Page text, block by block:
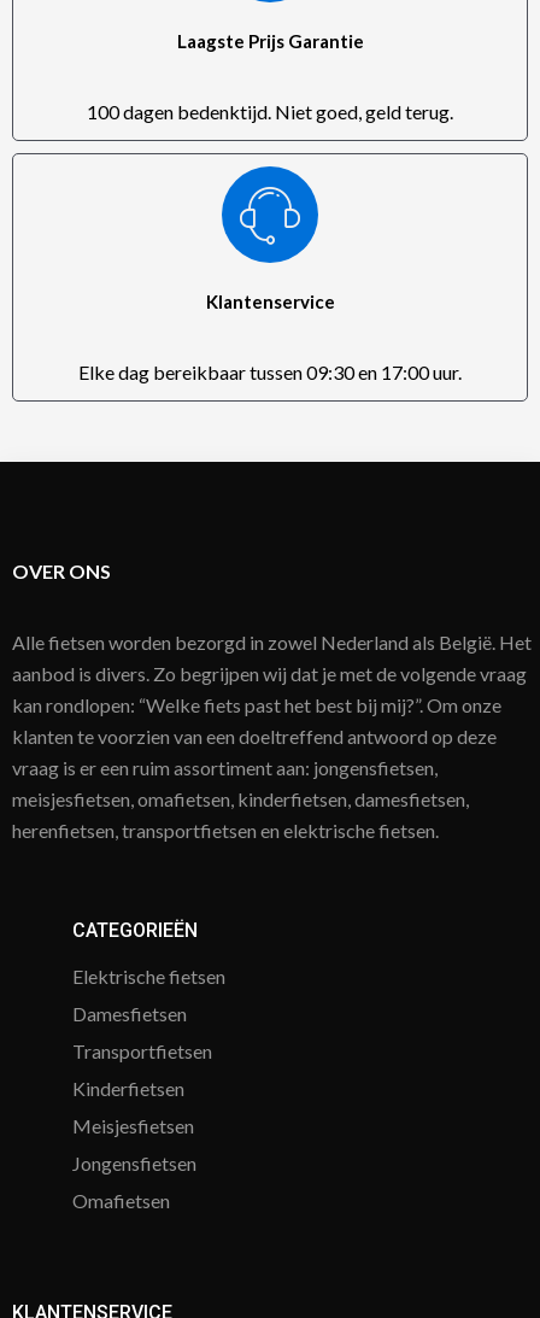
Laagste Prijs Garantie
100 dagen bedenktijd. Niet goed, geld terug.
Klantenservice
Elke dag bereikbaar tussen 09:30 en 17:00 uur.
OVER ONS
Alle fietsen worden bezorgd in zowel Nederland als België. Het
aanbod is divers. Zo begrijpen wij dat je met de volgende vraag
kan rondlopen: “Welke fiets past het best bij mij?”. Om onze
klanten te voorzien van een doeltreffend antwoord op deze
vraag is er een ruim assortiment aan: jongensfietsen,
meisjesfietsen, omafietsen, kinderfietsen, damesfietsen,
herenfietsen, transportfietsen en elektrische fietsen.
CATEGORIEËN
Elektrische fietsen
Damesfietsen
Transportfietsen
Kinderfietsen
Meisjesfietsen
Jongensfietsen
Omafietsen
KLANTENSERVICE